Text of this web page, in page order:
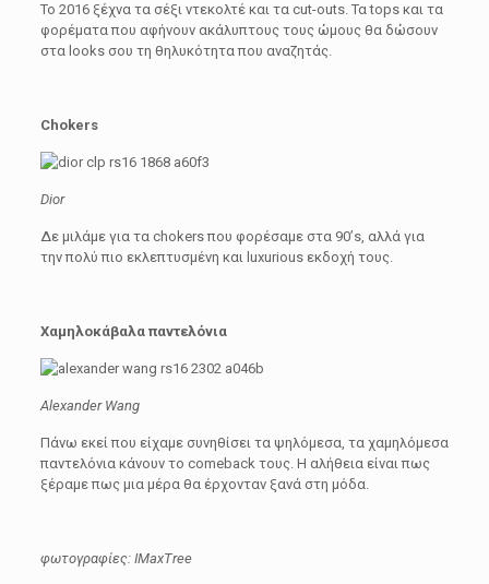
Το 2016 ξέχνα τα σέξι ντεκολτέ και τα cut-outs. Τα tops και τα
φορέματα που αφήνουν ακάλυπτους τους ώμους θα δώσουν
στα looks σου τη θηλυκότητα που αναζητάς.
Chokers
Dior
Δε μιλάμε για τα chokers που φορέσαμε στα 90’s, αλλά για
την πολύ πιο εκλεπτυσμένη και luxurious εκδοχή τους.
Χαμηλοκάβαλα παντελόνια
Alexander Wang
Πάνω εκεί που είχαμε συνηθίσει τα ψηλόμεσα, τα χαμηλόμεσα
παντελόνια κάνουν το comeback τους. Η αλήθεια είναι πως
ξέραμε πως μια μέρα θα έρχονταν ξανά στη μόδα.
φωτογραφίες: IMaxTree